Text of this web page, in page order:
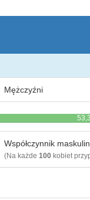
Mężczyźni
Współczynnik
(Na każde 100kobiet